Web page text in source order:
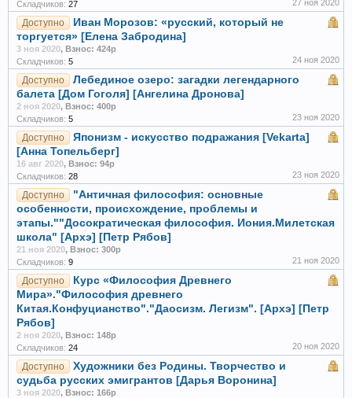
Складчиков: 27 27 ноя 2020
Доступно
Иван Морозов: «русский, который не
торгуется» [Елена Забродина]
3 ноя 2020, Взнос: 424р
Складчиков: 5 24 ноя 2020
Доступно
Лебединое озеро: загадки легендарного
балета [Дом Гоголя] [Ангелина Дронова]
2 ноя 2020, Взнос: 400р
Складчиков: 5 23 ноя 2020
Доступно
Японизм - искусство подражания [Vekarta]
[Анна Топельберг]
16 авг 2020, Взнос: 94р
Складчиков: 28 23 ноя 2020
Доступно
"Античная философия: основные
особенности, происхождение, проблемы и
этапы.""Досократическая философия. Иония.Милетская
школа" [Архэ] [Петр Рябов]
21 ноя 2020, Взнос: 300р
Складчиков: 9 21 ноя 2020
Доступно
Курс «Философия Древнего
Мира»."Философия древнего
Китая.Конфуцианство"."Даосизм. Легизм". [Архэ] [Петр
Рябов]
2 ноя 2020, Взнос: 148р
Складчиков: 24 20 ноя 2020
Доступно
Художники без Родины. Творчество и
судьба русских эмигрантов [Дарья Воронина]
3 ноя 2020, Взнос: 166р